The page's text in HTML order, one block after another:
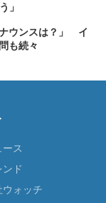
」
ナウンスは？」 イ
も続々
ス
ド
ォッチ